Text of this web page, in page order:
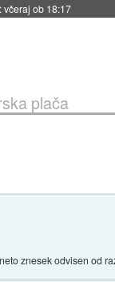
plača
znesek odvisen od